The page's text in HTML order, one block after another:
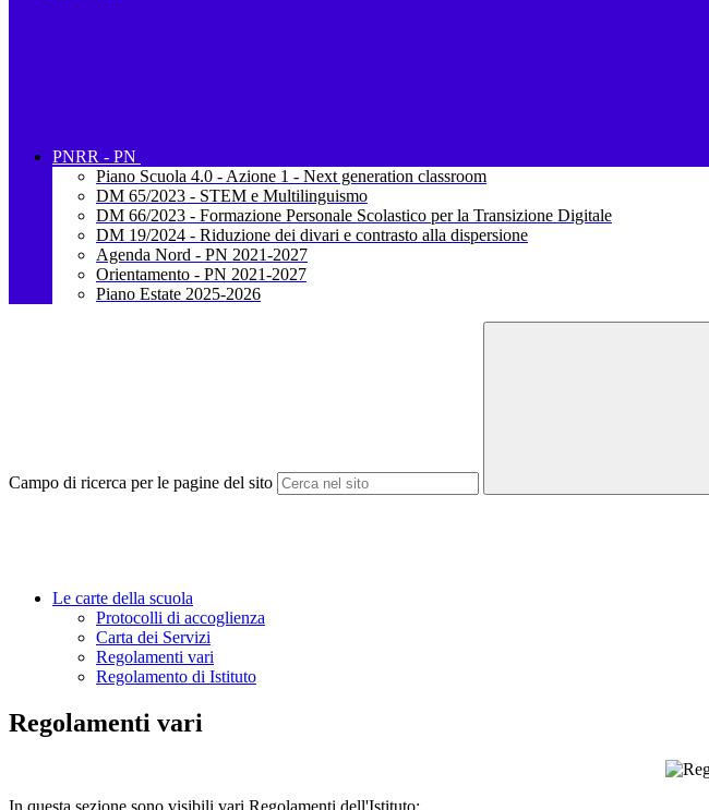
PNRR - PN
Piano Scuola 4.0 - Azione 1 - Next generation classroom
DM 65/2023 - STEM e Multilinguismo
DM 66/2023 - Formazione Personale Scolastico per la Transizione Digitale
DM 19/2024 - Riduzione dei divari e contrasto alla dispersione
Agenda Nord - PN 2021-2027
Orientamento - PN 2021-2027
Piano Estate 2025-2026
Campo di ricerca per le pagine del sito
Le carte della scuola
Protocolli di accoglienza
Carta dei Servizi
Regolamenti vari
Regolamento di Istituto
Regolamenti vari